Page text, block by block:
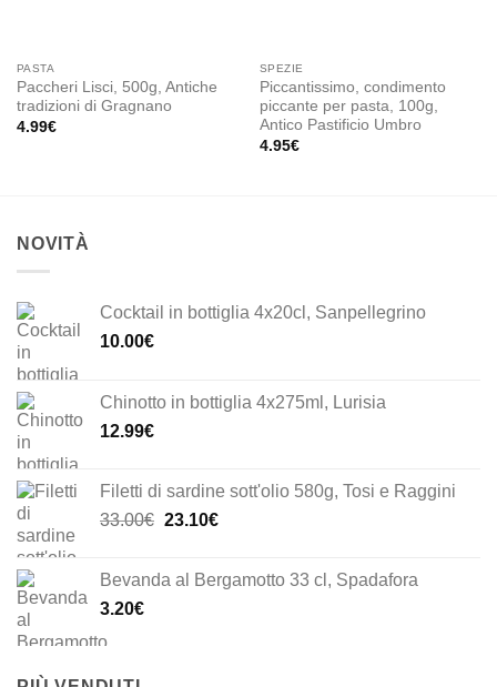
PASTA
Paccheri Lisci, 500g, Antiche
tradizioni di Gragnano
4.99€
SPEZIE
Piccantissimo, condimento
piccante per pasta, 100g,
Antico Pastificio Umbro
4.95€
NOVITÀ
Cocktail in bottiglia 4x20cl, Sanpellegrino
10.00€
Chinotto in bottiglia 4x275ml, Lurisia
12.99€
Filetti di sardine sott'olio 580g, Tosi e Raggini
33.00€ Il
era:
23.10€Il
è:
Bevanda al Bergamotto 33 cl, Spadafora
3.20€